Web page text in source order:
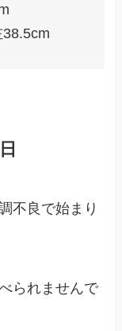
不良で始まり
られませんで